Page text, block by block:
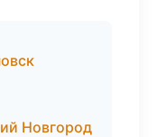
Новгород